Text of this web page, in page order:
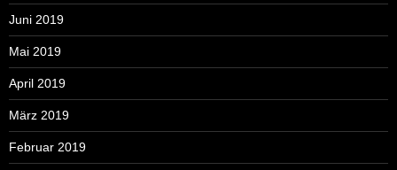
Juni 2019
Mai 2019
April 2019
März 2019
Februar 2019